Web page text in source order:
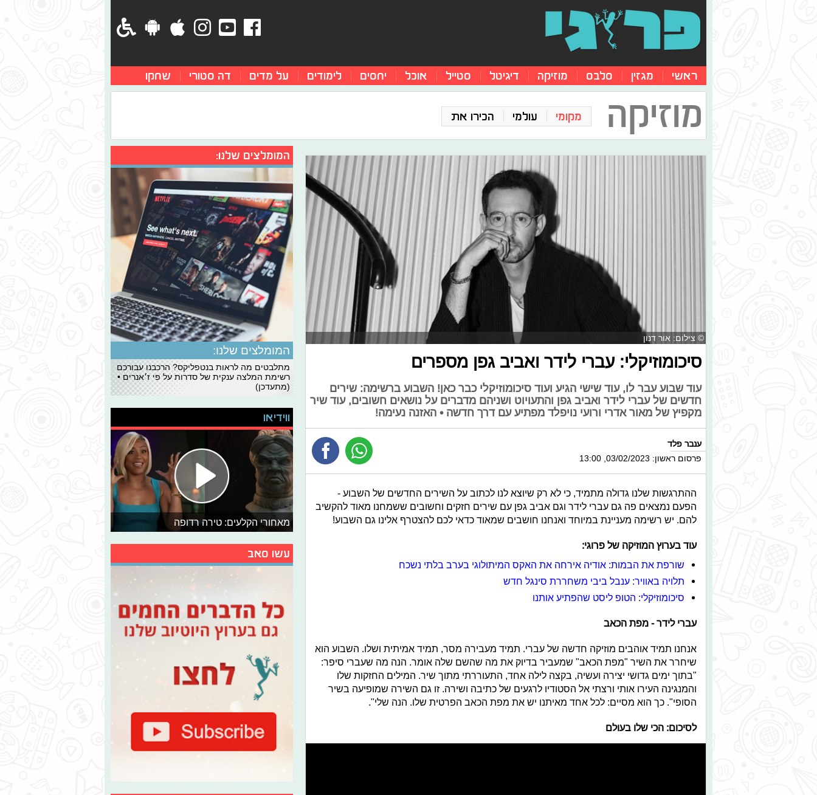
ראשי מגזין סלבס מוזיקה דיגיטל סטייל אוכל יחסים לימודים על מדים דה סטורי שחקו
מוזיקה מקומי עולמי הכירו את
© צילום: אור דנון
סיכומוזיקלי: עברי לידר ואביב גפן מספרים
עוד שבוע עבר לו, עוד שישי הגיע ועוד סיכומוזיקלי כבר כאן! השבוע ברשימה: שירים
חדשים של עברי לידר ואביב גפן והתעויוט ושניהם מדברים על נושאים חשובים, עוד שיר
מקפיץ של מאור אדרי ורועי נויפלד מפתיע עם דרך חדשה • האזנה נעימה!
ענבר פלד
פרסום ראשון: 03/02/2023, 13:00
ההתרגשות שלנו גדולה מתמיד, כי לא רק שיוצא לנו לכתוב על השירים החדשים של השבוע -
הפעם נמצאים פה גם עברי לידר וגם אביב גפן עם שירים חזקים וחשובים ששמחנו מאוד להקשיב
להם. יש רשימה מעניינת במיוחד ואנחנו חושבים שמאוד כדאי לכם להצטרף אלינו גם השבוע!
עוד בערוץ המוזיקה של פרוגי:
שורפת את הבמות: אודיה אירחה את האקס המיתולוגי בערב בלתי נשכח
תלויה באוויר: ענבל ביבי משחררת סינגל חדש
סיכומוזיקלי: הטופ ליסט שהפתיע אותנו
עברי לידר - מפת הכאב
אנחנו תמיד אוהבים מוזיקה חדשה של עברי. תמיד מעבירה מסר, תמיד אמיתית ושלו. השבוע הוא
שיחרר את השיר "מפת הכאב" שמעביר בדיוק את מה שהשם שלה אומר. הנה מה שעברי סיפר:
"בתוך ימים גדושי יצירה ועשיה, בקצה לילה אחד, התעוררתי מתוך שיר. המילים החזקות שלו
והמנגינה העירו אותי ורצתי אל הסטודיו לרגעים של כתיבה ושירה. זו גם השירה שמופיעה בשיר
הסופי". כך הוא מסיים: לכל אחד מאיתנו יש את מפת הכאב הפרטית שלו. הנה שלי".
לסיכום: הכי שלו בעולם
המומלצים שלנו:
המומלצים שלנו:
מתלבטים מה לראות בנטפליקס? הרכבנו עבורכם
רשימת המלצה ענקית של סדרות על פי ז׳אנרים •
(מתעדכן)
ווידיאו
מאחורי הקלעים: טירה רדופה
עשו סאב